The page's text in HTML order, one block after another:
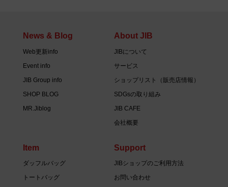
News & Blog
Web更新info
Event info
JIB Group info
SHOP BLOG
MR.Jiblog
About JIB
JIBについて
サービス
ショップリスト（販売店情報）
SDGsの取り組み
JIB CAFE
会社概要
Item
ダッフルバッグ
トートバッグ
Support
JIBショップのご利用方法
お問い合わせ